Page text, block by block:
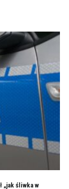
„jak śliwka w